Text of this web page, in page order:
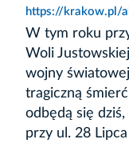
https://krakow.pl/
W tym roku
Woli
wojny
tragiczną
odbędą się
przy ul. 28